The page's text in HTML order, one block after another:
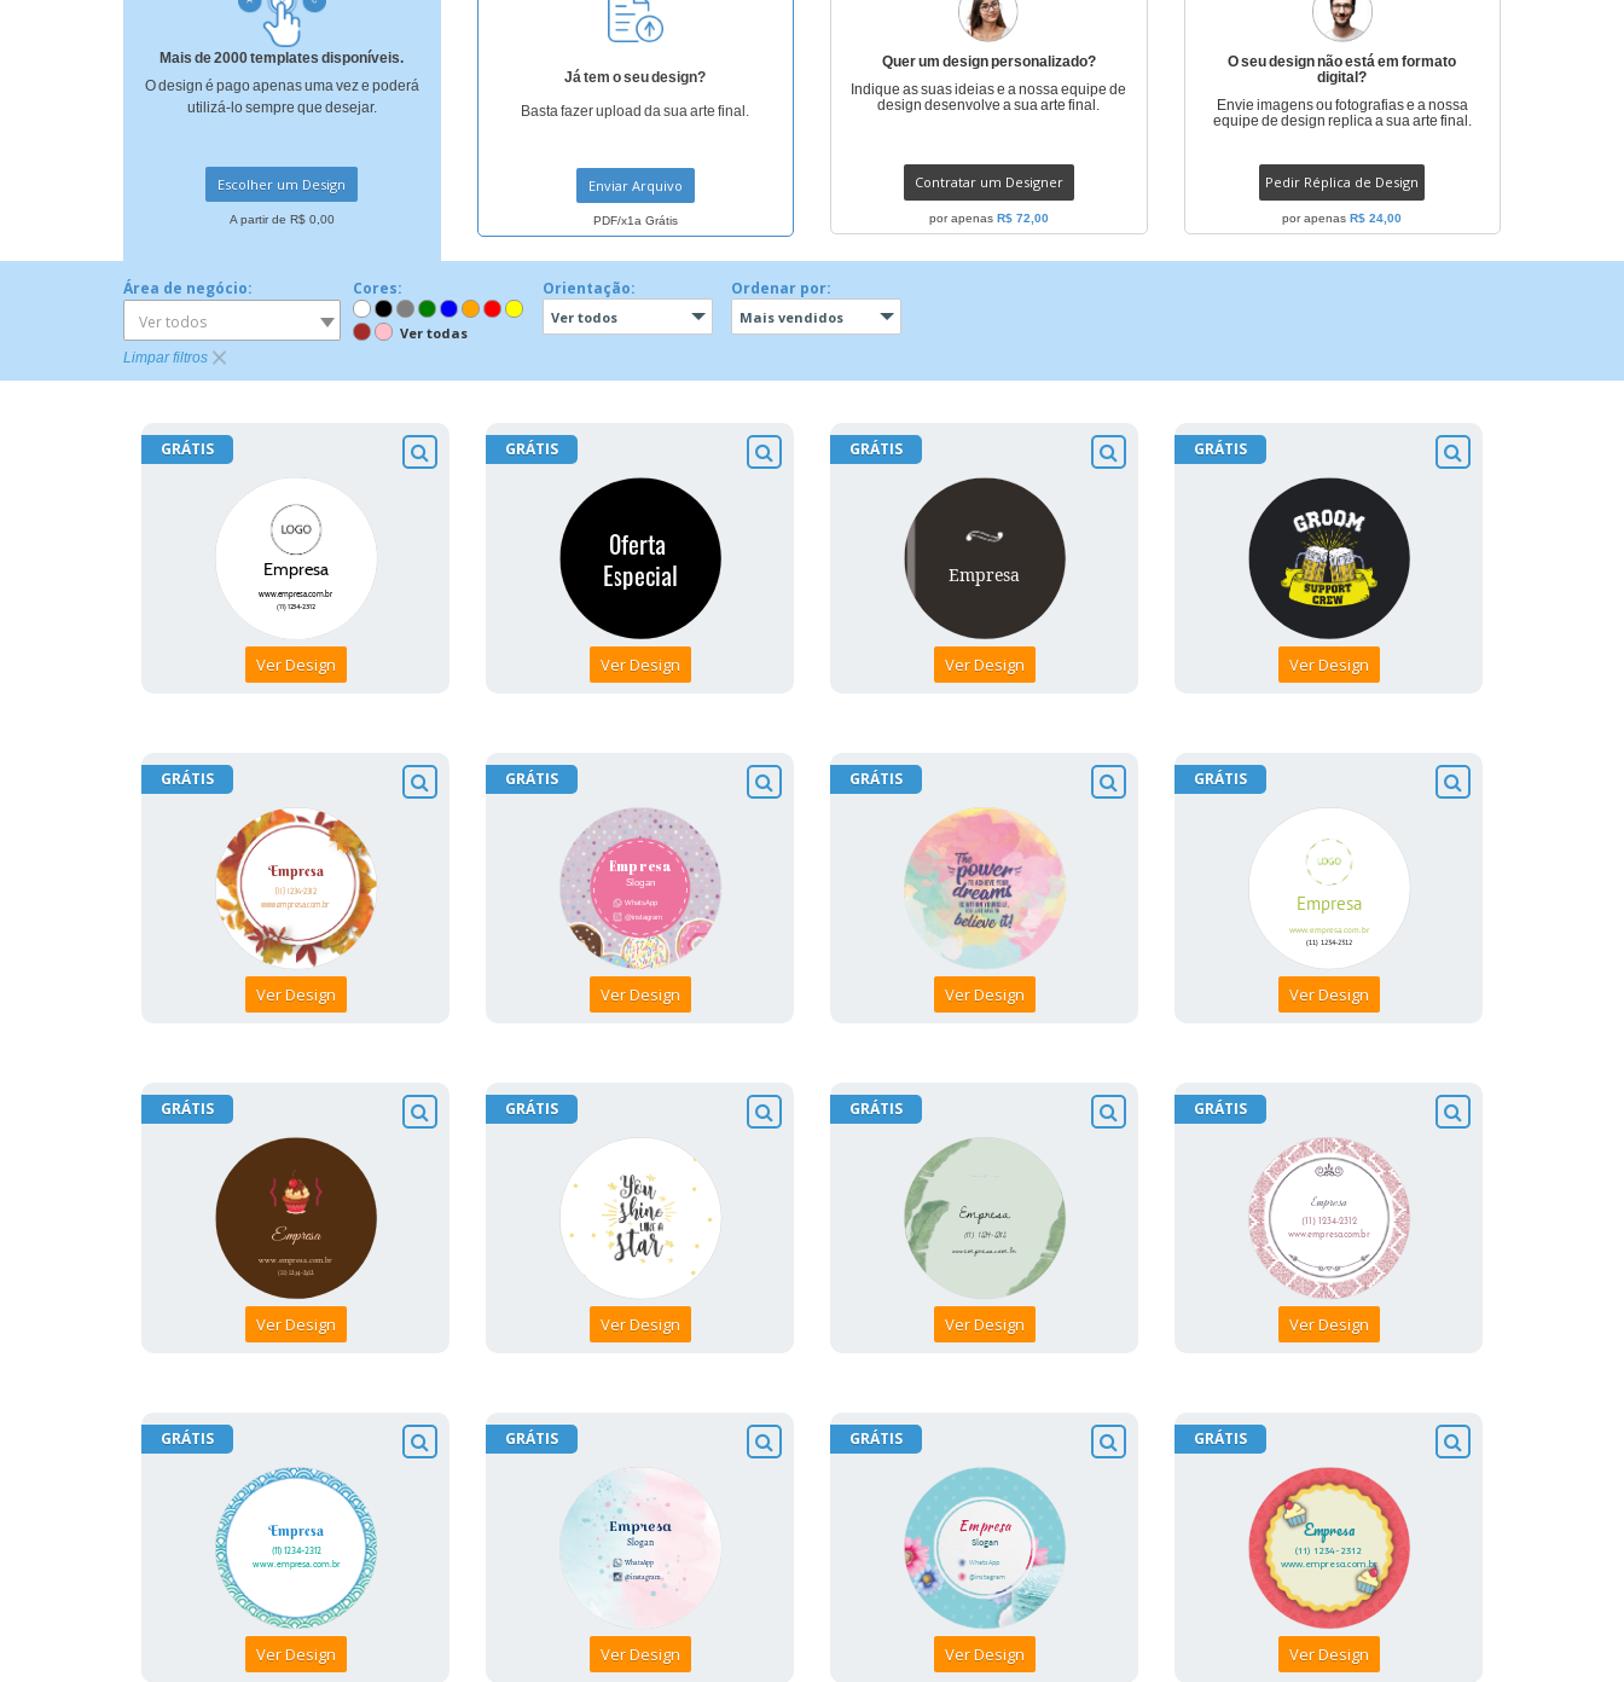
Mais de 2000 templates disponíveis.
O design é pago apenas uma vez e poderá
utilizá-lo sempre que desejar.
Escolher um Design
A partir de R$ 0,00
Já tem o seu design?
Basta fazer upload da sua arte final.
Enviar Arquivo
PDF/x1a Grátis
Quer um design personalizado?
Indique as suas ideias e a nossa equipe de
design desenvolve a sua arte final.
Contratar um Designer
por apenas R$ 72,00
O seu design não está em formato
digital?
Envie imagens ou fotografias e a nossa
equipe de design replica a sua arte final.
Pedir Réplica de Design
por apenasR$ 24,00
Área de negócio:
Ver todos
Cores:
Ver todas
Orientação:
Ver todos
Ordenar por:
Mais vendidos
Limpar filtros
GRÁTIS
Ver Design
GRÁTIS
Ver Design
GRÁTIS
Ver Design
GRÁTIS
Ver Design
GRÁTIS
Ver Design
GRÁTIS
Ver Design
GRÁTIS
Ver Design
GRÁTIS
Ver Design
GRÁTIS
Ver Design
GRÁTIS
Ver Design
GRÁTIS
Ver Design
GRÁTIS
Ver Design
GRÁTIS
Ver Design
GRÁTIS
Ver Design
GRÁTIS
Ver Design
GRÁTIS
Ver Design